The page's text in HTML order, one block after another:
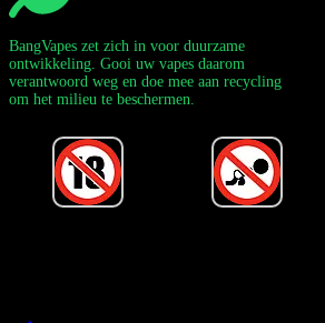
BangVapes zet zich in voor duurzame
ontwikkeling. Gooi uw vapes daarom
verantwoord weg en doe mee aan recycling
om het milieu te beschermen.